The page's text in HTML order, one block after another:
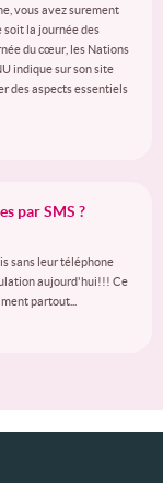
vous avez surement
soit la journée des
du cœur, les Nations
indique sur son site
des aspects essentiels
par SMS ?
sans leur téléphone
aujourd'hui!!! Ce
partout...